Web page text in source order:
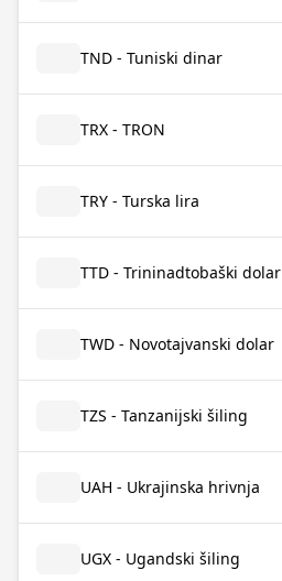
TND - Tuniski dinar
TRX - TRON
TRY - Turska lira
TTD - Trininadtobaški dolar
TWD - Novotajvanski dolar
TZS - Tanzanijski šiling
UAH - Ukrajinska hrivnja
UGX - Ugandski šiling